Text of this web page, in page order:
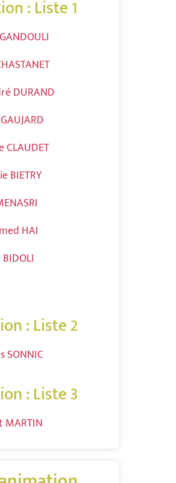
: Liste 1
DURAND
CLAUDET
BIETRY
HAI
: Liste 2
SONNIC
: Liste 3
MARTIN